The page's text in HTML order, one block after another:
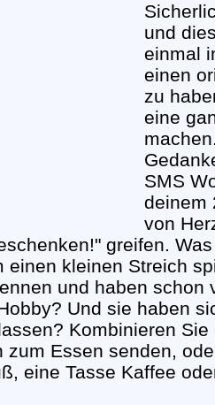
und
einmal
einen
zu
eine
SMS
deinem
von
greifen.
einen kleinen Streich
und haben schon
Und sie haben
Kombinieren
zum Essen senden,
eine Tasse Kaffee